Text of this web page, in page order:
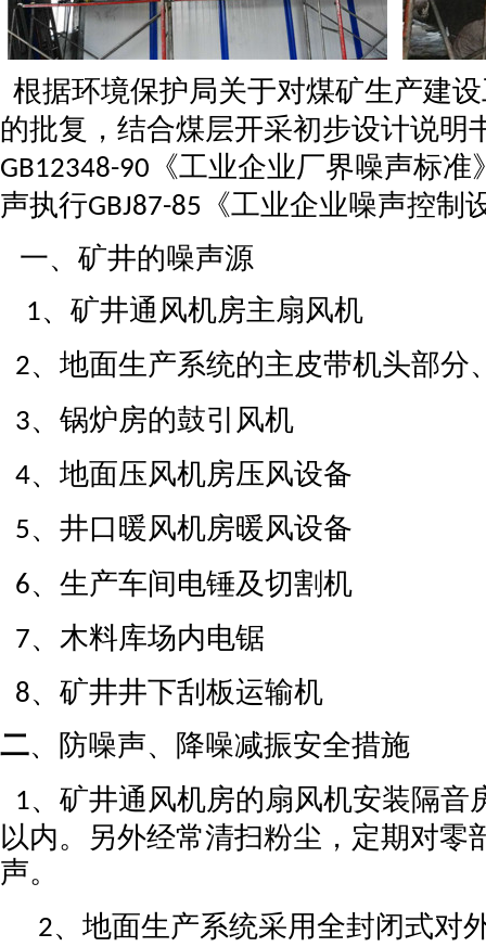
根据环境保护局关于对煤矿生产建
的批复，结合煤层开采初步设计说明
GB12348-90 《工业企业厂界噪声标
声执行GBJ87-85
《工业企业噪声控制
一、矿井的噪声源
1、矿井通风机房主扇风机
2、地面生产系统的主皮带机头部分
3、锅炉房的鼓引风机
4、地面压风机房压风设备
5、井口暖风机房暖风设备
6、生产车间电锤及切割机
7、木料库场内电锯
8、矿井井下刮板运输机
二、防噪声、降噪减振安全措施
1、矿井通风机房的扇风机安装隔音
以内。另外经常清扫粉尘，定期对零
声。
2、地面生产系统采用全封闭式对